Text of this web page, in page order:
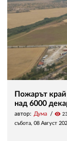
Пожарът край
над 6000
автор: Дума visibility
събота, 08 Август